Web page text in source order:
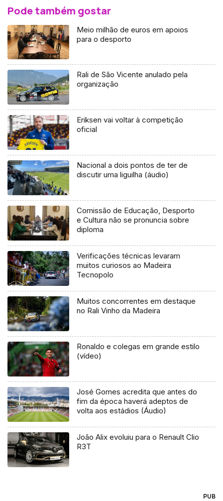
Pode também gostar
Meio milhão de euros em apoios
para o desporto
Rali de São Vicente anulado pela
organização
Eriksen vai voltar à competição
oficial
Nacional a dois pontos de ter de
discutir uma liguilha (áudio)
Comissão de Educação, Desporto
e Cultura não se pronuncia sobre
diploma
Verificações técnicas levaram
muitos curiosos ao Madeira
Tecnopolo
Muitos concorrentes em destaque
no Rali Vinho da Madeira
Ronaldo e colegas em grande estilo
(vídeo)
José Gomes acredita que antes do
fim da época haverá adeptos de
volta aos estádios (Áudio)
João Alix evoluiu para o Renault Clio
R3T
PUB